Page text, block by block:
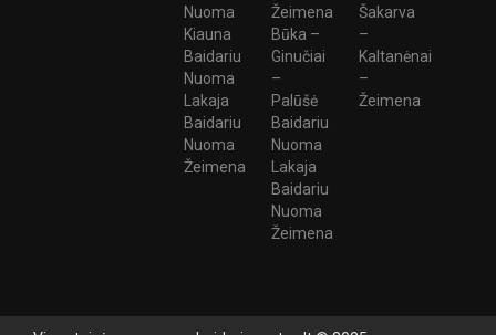
Nuoma
Kiauna
Baidariu
Nuoma
Lakaja
Baidariu
Nuoma
Žeimena
Žeimena
Būka –
Ginučiai
–
Palūšė
Baidariu
Nuoma
Lakaja
Baidariu
Nuoma
Žeimena
Šakarva
–
Kaltanėnai
–
Žeimena